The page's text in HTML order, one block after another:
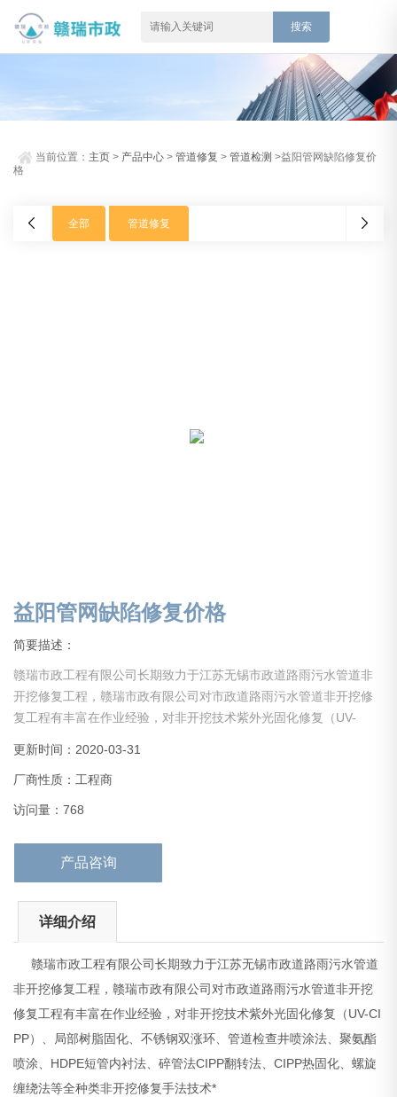
当前位置： 主页 > 产品中心 >管道修复 >管道检测 >益阳管网缺陷修复价
格
全部 管道修复
益阳管网缺陷修复价格
简要描述：
赣瑞市政工程有限公司长期致力于江苏无锡市政道路雨污水管道非
开挖修复工程，赣瑞市政有限公司对市政道路雨污水管道非开挖修
复工程有丰富在作业经验，对非开挖技术紫外光固化修复（UV-
酯喷涂、HDPE短管内衬法、碎管法CIPP翻转法、CIPP热固化、螺
旋缠绕法等全种类非开挖修复手法技术*
非开挖是指利用各种岩土钻掘设备和技术手段，通过导向、定
更新时间：2020-03-31
厂商性质：工程商
访问量：768
产品咨询
详细介绍
赣瑞市政工程有限公司长期致力于江苏无锡市政道路雨污水管道
非开挖修复工程，赣瑞市政有限公司对市政道路雨污水管道非开挖
修复工程有丰富在作业经验，对非开挖技术紫外光固化修复（UV-CI
PP）、局部树脂固化、不锈钢双涨环、管道检查井喷涂法、聚氨酯
喷涂、HDPE短管内衬法、碎管法CIPP翻转法、CIPP热固化、螺旋
缠绕法等全种类非开挖修复手法技术*